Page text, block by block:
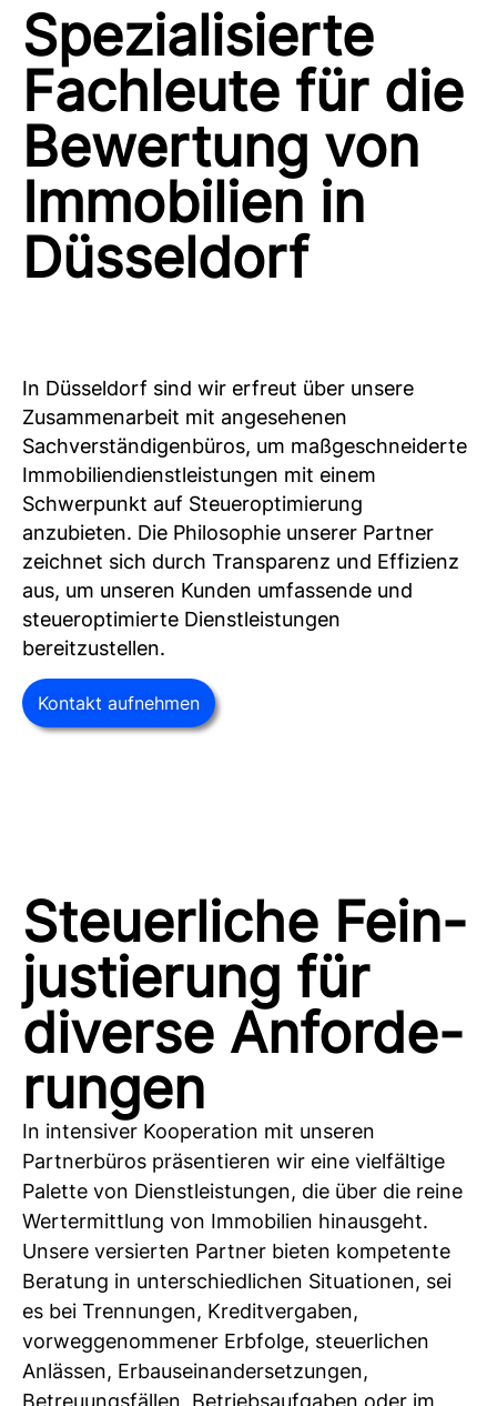
Spezialisierte
Fachleute für die
Bewertung von
Immobilien in
Düsseldorf
Kontakt aufnehmen
In Düsseldorf sind wir erfreut über unsere
Zusammenarbeit mit angesehenen
Sachverständigenbüros, um maßgeschneiderte
Immobiliendienstleistungen mit einem
Schwerpunkt auf Steueroptimierung
anzubieten. Die Philosophie unserer Partner
zeichnet sich durch Transparenz und Effizienz
aus, um unseren Kunden umfassende und
steueroptimierte Dienstleistungen
bereitzustellen.
Steuerliche Fein-
justierung für
diverse Anforde-
rungen
In intensiver Kooperation mit unseren
Partnerbüros präsentieren wir eine vielfältige
Palette von Dienstleistungen, die über die reine
Wertermittlung von Immobilien hinausgeht.
Unsere versierten Partner bieten kompetente
Beratung in unterschiedlichen Situationen, sei
es bei Trennungen, Kreditvergaben,
vorweggenommener Erbfolge, steuerlichen
Anlässen, Erbauseinandersetzungen,